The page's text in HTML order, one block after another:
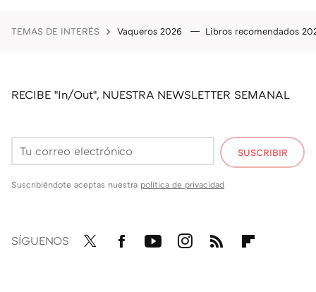
TEMAS DE INTERÉS Vaqueros 2026 Libros recomendados
RECIBE "In/Out", NUESTRA NEWSLETTER SEMANAL
SUSCRIBIR
Suscribiéndote aceptas nuestra política de privacidad
SÍGUENOS